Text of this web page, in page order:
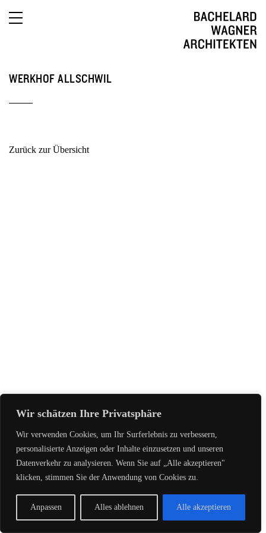
Wir schätzen Ihre Privatsphäre
Wir verwenden Cookies, um Ihr Surferlebnis zu verbessern,
personalisierte Anzeigen oder Inhalte einzusetzen und unseren
Datenverkehr zu analysieren. Wenn Sie auf „Alle akzeptieren"
klicken, stimmen Sie der Anwendung von Cookies zu.
Anpassen Alles ablehnen Alle akzeptieren
WERKHOF ALLSCHWIL
Zurück zur Übersicht